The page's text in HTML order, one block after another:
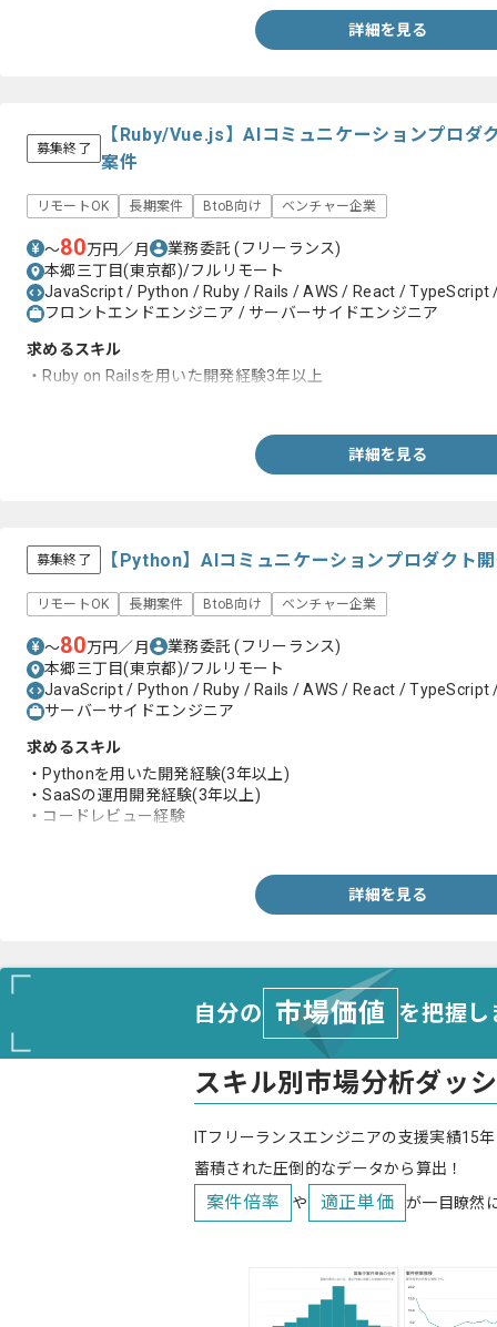
詳細を見る
募集終了
【Ruby/Vue.js】AIコミュニケーションプロダ
案件
リモートOK 長期案件 BtoB向け ベンチャー企業
〜80万円／月 業務委託(フリーランス)
本郷三丁目(東京都)/フルリモート
JavaScript / Python / Ruby / Rails / AWS / React / TypeScript
フロントエンドエンジニア / サーバーサイドエンジニア
求めるスキル
・Ruby on Railsを用いた開発経験3年以上
詳細を見る
募集終了 【Python】AIコミュニケーションプロダクト
リモートOK 長期案件 BtoB向け ベンチャー企業
〜80万円／月 業務委託(フリーランス)
本郷三丁目(東京都)/フルリモート
JavaScript / Python / Ruby / Rails / AWS / React / TypeScript
サーバーサイドエンジニア
求めるスキル
・Pythonを用いた開発経験(3年以上)
・SaaSの運用開発経験(3年以上)
・コードレビュー経験
詳細を見る
自分の 市場価値 を把握
スキル別市場分析ダッ
ITフリーランスエンジニアの支援実績15
蓄積された圧倒的なデータから算出！
案件倍率 や 適正単価 が一目瞭然